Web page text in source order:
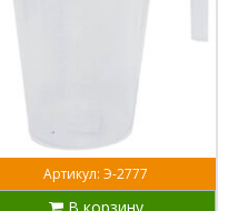
Артикул: Э-2777